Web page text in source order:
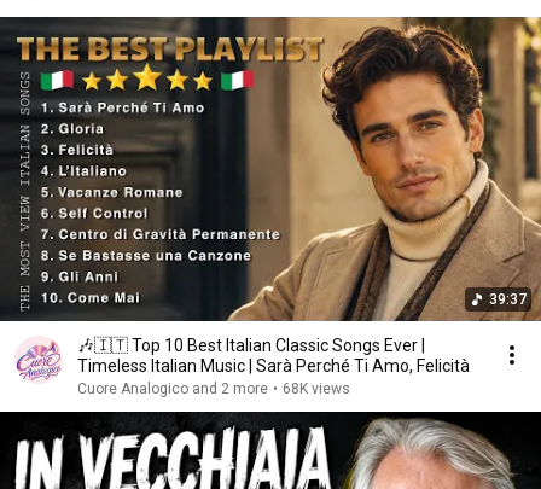
39:37
🎶🇮🇹 Top 10 Best Italian Classic Songs Ever |
Timeless Italian Music | Sarà Perché Ti Amo, Felicità
Cuore Analogico and 2 more • 68K views